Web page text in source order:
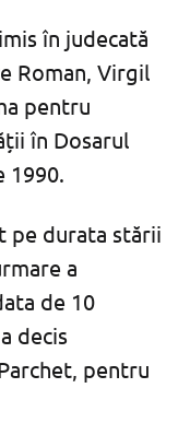
în judecată
Roman, Virgil
pentru
în Dosarul
1990.
pe durata stării
a
de 10
decis
pentru